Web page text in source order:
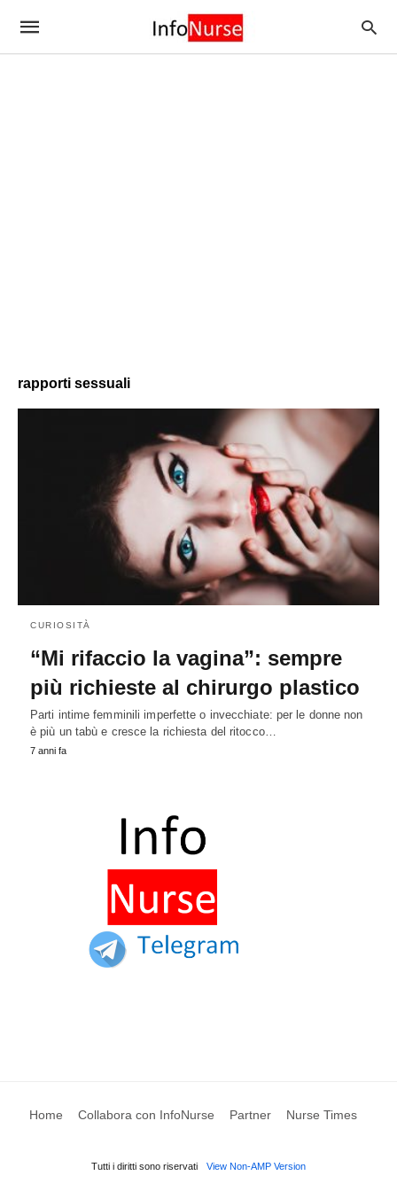
rapporti sessuali
CURIOSITÀ
“Mi rifaccio la vagina”: sempre
più richieste al chirurgo plastico
Parti intime femminili imperfette o invecchiate: per le donne non
è più un tabù e cresce la richiesta del ritocco…
7 anni fa
Home Collabora con InfoNurse Partner Nurse Times
Tutti i diritti sono riservati View Non-AMP Version